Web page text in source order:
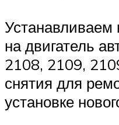
Устанавливаем
на двигатель
2108, 2109,
снятия для
установке